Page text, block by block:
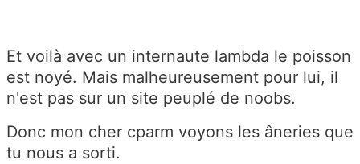
Et voilà avec un internaute lambda le poisson
est noyé. Mais malheureusement pour lui, il
n'est pas sur un site peuplé de noobs.
Donc mon cher cparm voyons les âneries que
tu nous a sorti.